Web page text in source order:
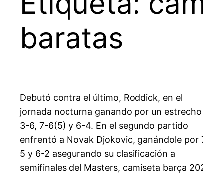
baratas
Debutó contra el último, Roddick, en el
jornada nocturna ganando por un estrecho
3-6, 7-6(5) y 6-4. En el segundo partido
enfrentó a Novak Djokovic, ganándole por
5 y 6-2 asegurando su clasificación a
semifinales del Masters, camiseta barça